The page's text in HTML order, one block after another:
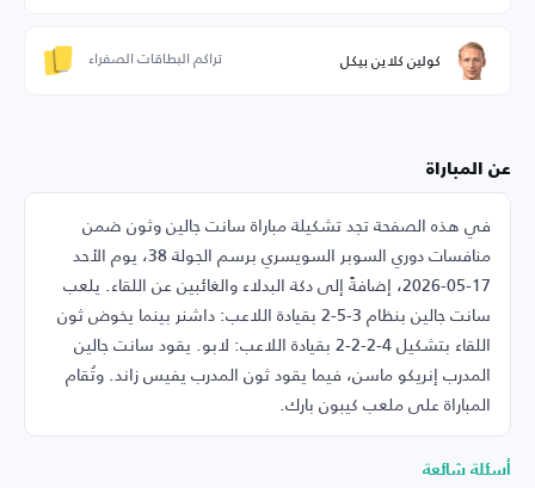
كولين كلاين بيكل تراكم البطاقات الصفراء
عن المباراة
في هذه الصفحة تجد تشكيلة مباراة سانت جالين وثون ضمن
منافسات دوري السوبر السويسري برسم الجولة 38، يوم الأحد
17-05-2026، إضافةً إلى دكة البدلاء والغائبين عن اللقاء. يلعب
سانت جالين بنظام 3-5-2 بقيادة اللاعب: داشنر بينما يخوض ثون
اللقاء بتشكيل 4-2-2-2 بقيادة اللاعب: لابو. يقود سانت جالين
المدرب إنريكو ماسن، فيما يقود ثون المدرب يفيس زاند. وتُقام
المباراة على ملعب كيبون بارك.
أسئلة شائعة